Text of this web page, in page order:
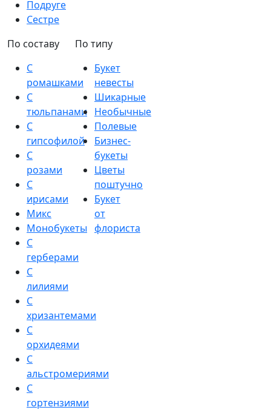
Подруге
Сестре
По составу
С
ромашками
С
тюльпанами
С
гипсофилой
С
розами
С
ирисами
Микс
Монобукеты
С
герберами
С
лилиями
С
хризантемами
С
орхидеями
С
альстромериями
С
гортензиями
По типу
Букет
невесты
Шикарные
Необычные
Полевые
Бизнес-
букеты
Цветы
поштучно
Букет
от
флориста